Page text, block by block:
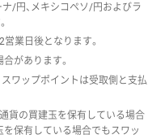
/円、メキシコペソ/円およびラ
業日後となります。
があります。
ワップポイントは受取側と支払
貨の買建玉を保有している場合
を保有している場合でもスワッ